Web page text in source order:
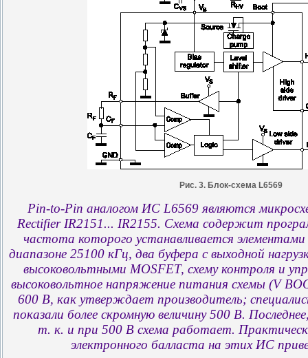
Рис. 3. Блок-схема L6569
Pin-to-Pin аналогом ИС L6569 являются
Rectifier IR2151... IR2155. Схема содержит
частота которого устанавливается
диапазоне 25100 кГц, два буфера с выходной
высоковольтными MOSFET, схему контроля и
высоковольтное напряжение питания схемы (V
600 В, как утверждает производитель;
показали более скромную величину 500 В.
т. к. и при 500 В схема работает.
электронного балласта на этих ИС